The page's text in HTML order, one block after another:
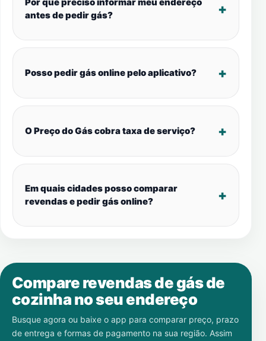
antes de pedir gás?
Posso pedir gás online pelo aplicativo?
O Preço do Gás cobra taxa de serviço?
Em quais cidades posso comparar
revendas e pedir gás online?
Compare revendas de gás de
cozinha no seu endereço
Busque agora ou baixe o app para comparar preço, prazo
de entrega e formas de pagamento na sua região. Assim